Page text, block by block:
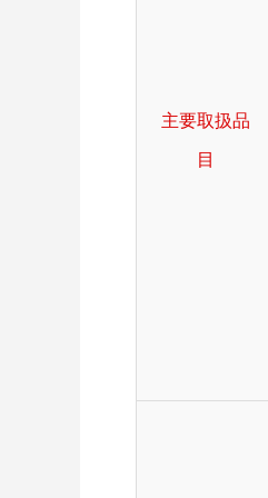
主要取扱品
目